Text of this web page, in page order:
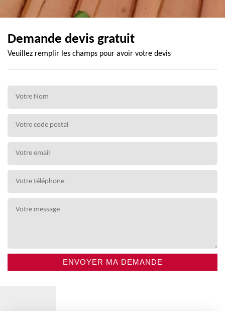
Demande devis gratuit
Veuillez remplir les champs pour avoir votre devis